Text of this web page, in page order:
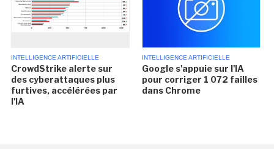
INTELLIGENCE ARTIFICIELLE
CrowdStrike alerte sur
des cyberattaques plus
furtives, accélérées par
l'IA
INTELLIGENCE ARTIFICIELLE
Google s'appuie sur l'IA
pour corriger 1 072 failles
dans Chrome